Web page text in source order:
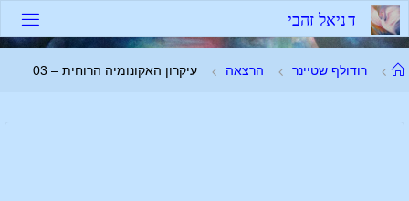
דניאל זהבי
רודולף שטיינר הרצאה עיקרון האקונומיה הרוחית – 03